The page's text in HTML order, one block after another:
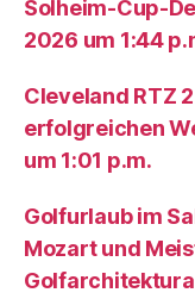
Solheim-Cup-
2026 um 1:44
Cleveland RTZ
erfolgreichen
um 1:01 p.m.
Golfurlaub im
Mozart und